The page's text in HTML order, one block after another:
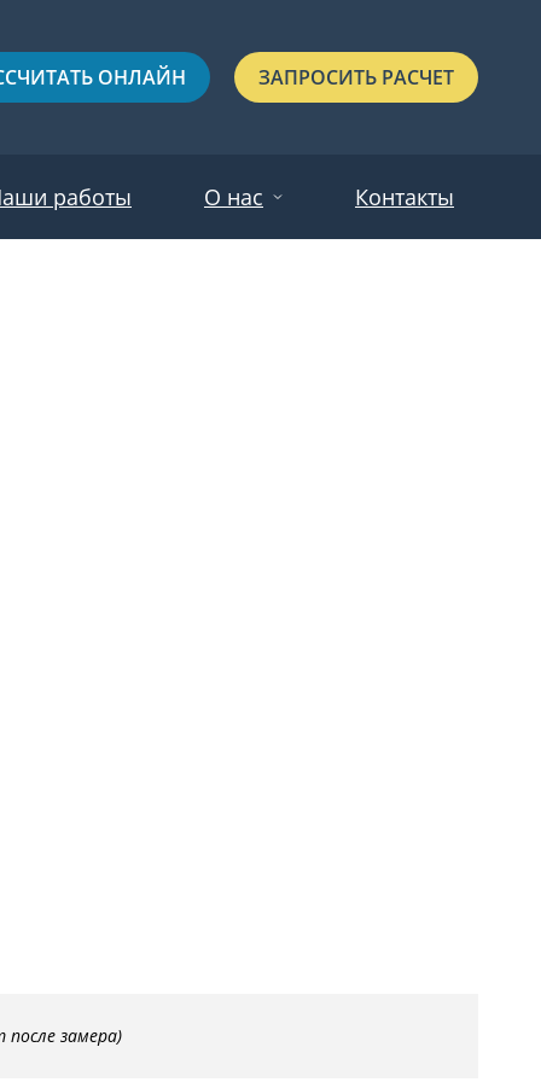
ОНЛАЙН ЗАПРОСИТЬ РАСЧЕТ
работы О нас Контакты
после замера)